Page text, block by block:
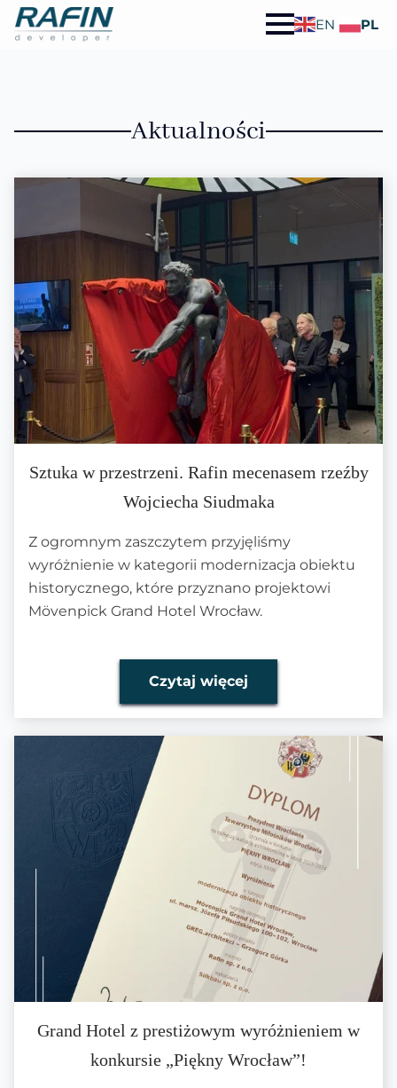
EN PL
Aktualności
Sztuka w przestrzeni. Rafin mecenasem rzeźby
Wojciecha Siudmaka
Z ogromnym zaszczytem przyjęliśmy
wyróżnienie w kategorii modernizacja obiektu
historycznego, które przyznano projektowi
Mövenpick Grand Hotel Wrocław.
Czytaj więcej
Grand Hotel z prestiżowym wyróżnieniem w
konkursie „Piękny Wrocław”!